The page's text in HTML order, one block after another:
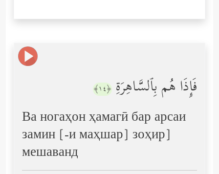
فَإِذَا هُم بِٱلسَّاهِرَةِ ﴿١٤﴾
Ва ногаҳон ҳамагӣ бар арсаи
замин [-и маҳшар] зоҳир]
мешаванд